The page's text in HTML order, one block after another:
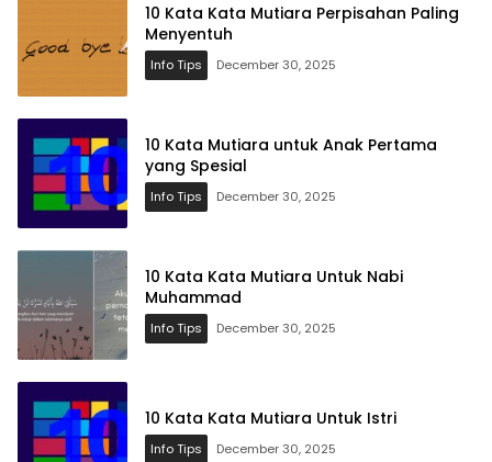
10 Kata Kata Mutiara Perpisahan Paling
Menyentuh
Info Tips December 30, 2025
10 Kata Mutiara untuk Anak Pertama
yang Spesial
Info Tips December 30, 2025
10 Kata Kata Mutiara Untuk Nabi
Muhammad
Info Tips December 30, 2025
10 Kata Kata Mutiara Untuk Istri
Info Tips December 30, 2025